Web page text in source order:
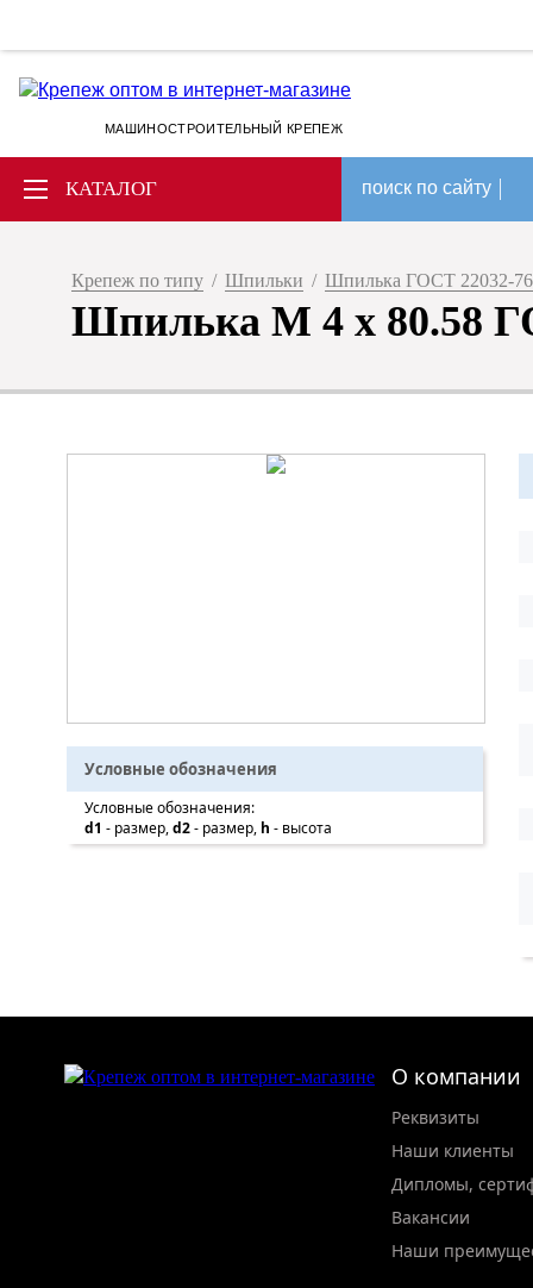
МАШИНОСТРОИТЕЛЬНЫЙ КРЕПЕЖ
КАТАЛОГ поиск по сайту
Крепеж по типу / Шпильки / Шпилька ГОСТ 22032-76
Шпилька М 4 х 80.58
Условные обозначения
Условные обозначения:
d1 - размер,d2- размер, h - высота
О компании
Реквизиты
Наши клиенты
Дипломы,
Вакансии
Наши